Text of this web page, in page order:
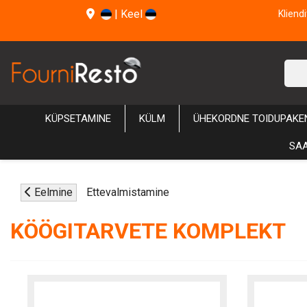
| Keel
KÜPSETAMINE KÜLM ÜHEKORDNE
Eelmine Ettevalmistamine
KÖÖGITARVETE KOMPLEKT